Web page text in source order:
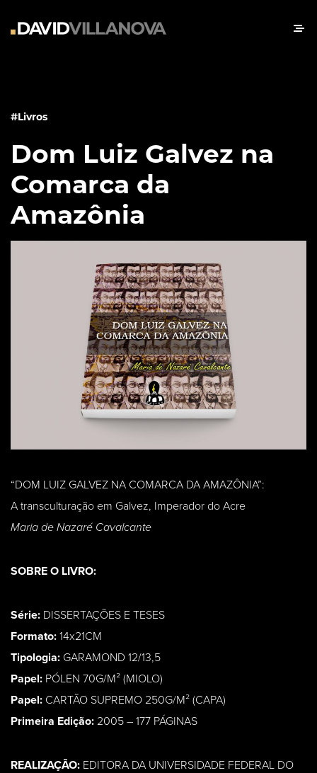
#Livros
Dom Luiz Galvez na
Comarca da
Amazônia
“DOM LUIZ GALVEZ NA COMARCA DA AMAZÔNIA”:
A transculturação em Galvez, Imperador do Acre
Maria de Nazaré Cavalcante
SOBRE O LIVRO:
Série: DISSERTAÇÕES E TESES
Formato: 14x21CM
Tipologia: GARAMOND 12/13,5
Papel: PÓLEN 70G/M² (MIOLO)
Papel: CARTÃO SUPREMO 250G/M² (CAPA)
Primeira Edição: 2005 – 177 PÁGINAS
REALIZAÇÃO: EDITORA DA UNIVERSIDADE FEDERAL DO